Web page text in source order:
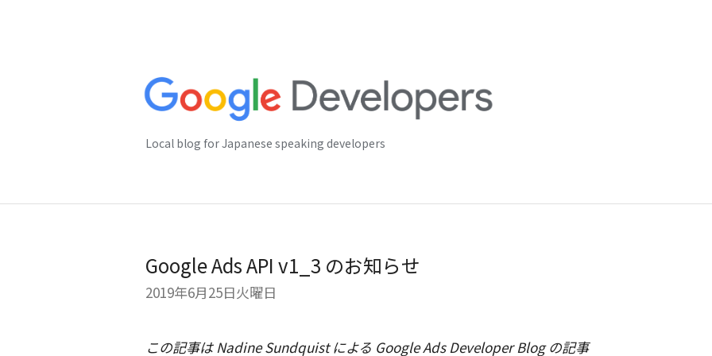
Local blog for Japanese speaking developers
Google Ads API v1_3 のお知らせ
2019年6月25日火曜日
この記事は Nadine Sundquist による Google Ads Developer Blog の記事